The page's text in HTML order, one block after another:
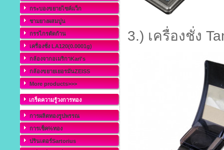
กระบองขยายไซค์แว็ก
ชามยางผสมปูน
กรรไกรตัดก้าน
เครื่องชั่ง LA120(0.0001g)
กล้องจากอเมริกาKarl's
กล้องขยายเยอรมันZEISS
More products>>>
เกร็ดความรู้วงการทอง
การผลิตทองรูปพรรณ
การเช็ค%ทอง
ปรินเตอร์Sartorius
3.) เครื่องชั่ง